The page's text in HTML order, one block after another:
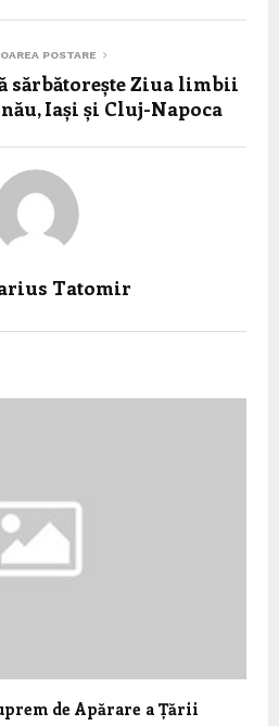
POSTARE
sărbătorește Ziua limbii
Iași și Cluj-Napoca
Tatomir
de Apărare a Țării